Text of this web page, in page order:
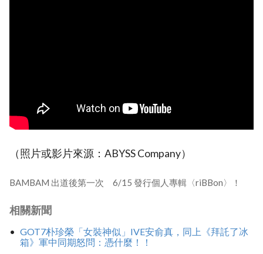
（照片或影片來源：ABYSS Company）
BAMBAM 出道後第一次 6/15 發行個人專輯〈riBBon〉！
相關新聞
GOT7朴珍榮「女裝神似」IVE安俞真，同上《拜託了冰
箱》軍中同期怒問：憑什麼！！